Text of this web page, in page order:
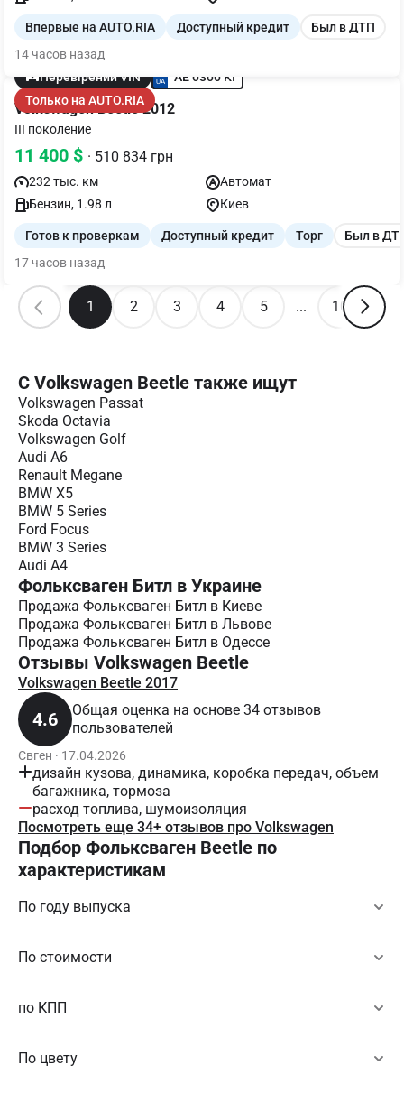
Впервые на AUTO.RIA Доступный кредит
Был в ДТП
14 часов назад
Перевірений VIN
AE 0300 KI
Только на AUTO.RIA
Volkswagen Beetle 2012
III поколение
11 400 $ · 510 834 грн
232 тыс. км
Автомат
Бензин, 1.98 л
Киев
Готов к проверкам Доступный кредит Торг
Был в
17 часов назад
1 2 3 4 5 ... 10
С Volkswagen Beetle также ищут
Volkswagen Passat
Skoda Octavia
Volkswagen Golf
Audi A6
Renault Megane
BMW X5
BMW 5 Series
Ford Focus
BMW 3 Series
Audi A4
Фольксваген Битл в Украине
Продажа Фольксваген Битл в Киеве
Продажа Фольксваген Битл в Львове
Продажа Фольксваген Битл в Одессе
Отзывы Volkswagen Beetle
Volkswagen Beetle 2017
4.6
Общая оценка на основе 34 отзывов
пользователей
Євген · 17.04.2026
дизайн кузова, динамика, коробка передач, объем
багажника, тормоза
расход топлива, шумоизоляция
Посмотреть еще 34+ отзывов про Volkswagen
Подбор Фольксваген Beetle по
характеристикам
По году выпуска
По стоимости
по КПП
По цвету